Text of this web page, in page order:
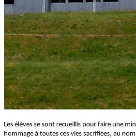
Les élèves se sont recueillis pour faire une
hommage à toutes ces vies sacrifiées, au